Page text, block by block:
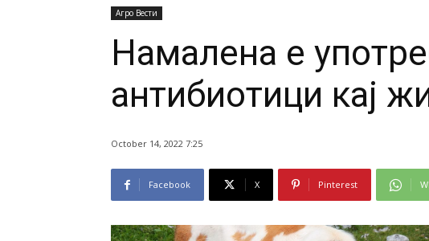
Агро Вести
Намалена е
антибиотици кај
October 14, 2022 7:25
Facebook X Pinterest